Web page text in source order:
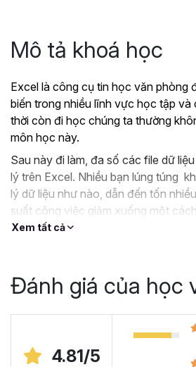
Mô tả khoá học
Excel là công cụ tin học văn phòng
biến trong nhiều lĩnh vực học tập và
thời còn đi học chúng ta thường
môn học này.
Sau này đi làm, đa số các file dữ
lý trên Excel. Nhiều bạn lúng túng
lý dữ liệu như nào, dẫn đến tốn
suất công việc giảm xuống một
?Nếu như bạn:
Hoặc trước đây chỉ học lý
Hoặc đã có kiến thức cơ bản
muốn nâng cao kỹ năng của
Xem tất cả
Đánh giá của học
4.81/5